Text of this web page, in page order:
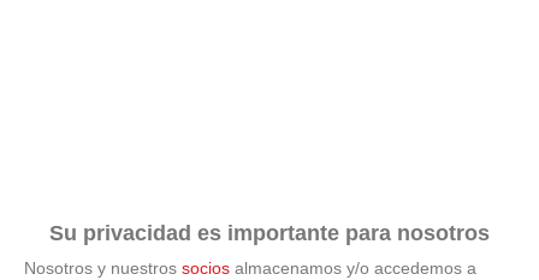
Su privacidad es importante para nosotros
Nosotros y nuestros socios almacenamos y/o accedemos a